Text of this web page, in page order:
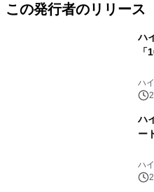
この発行者のリリース
ハ
ハ
ハ
ー
ハ